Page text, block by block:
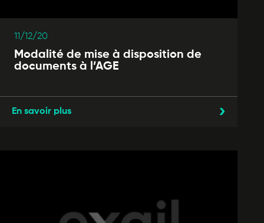
11/12/20
Modalité de mise à disposition de
documents à l’AGE
En savoir plus